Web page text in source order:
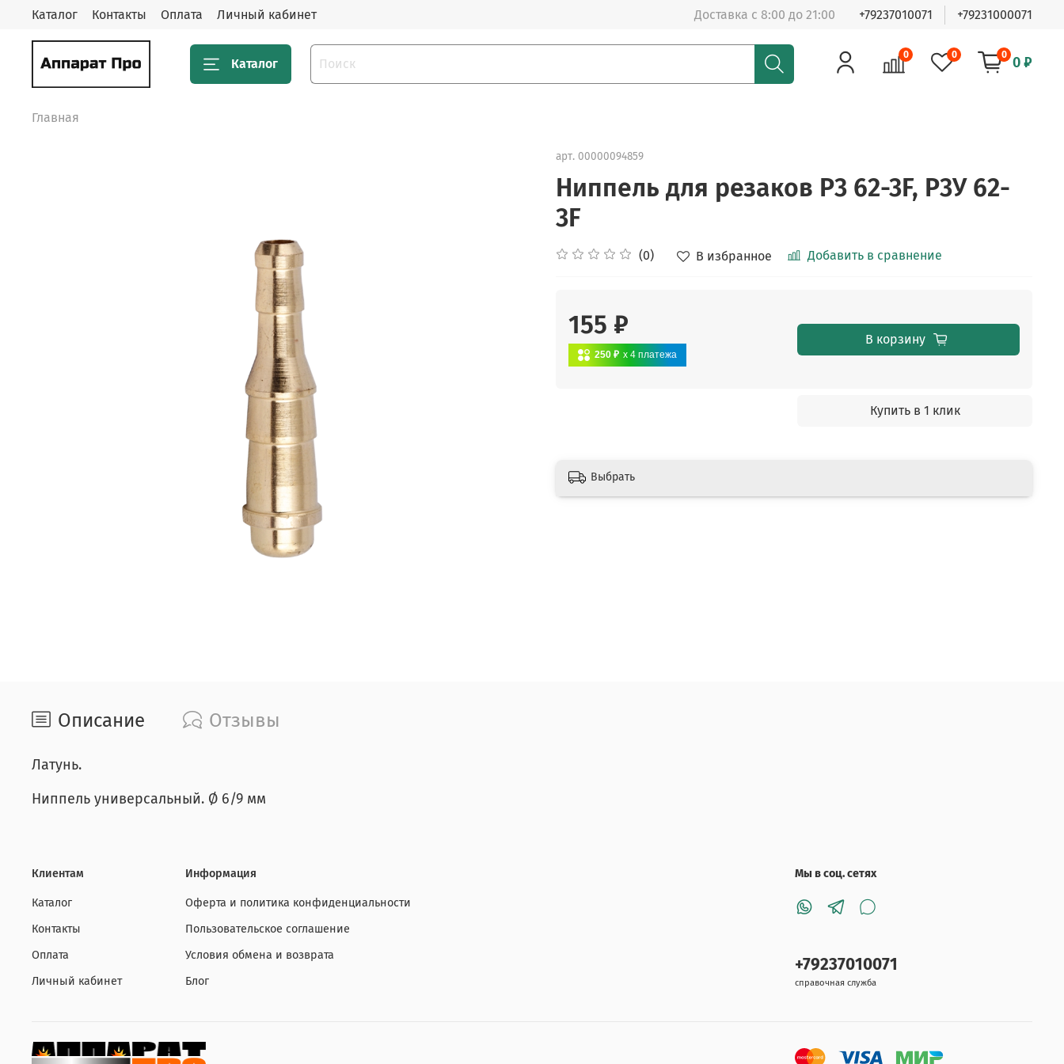
Каталог Контакты Оплата Личный кабинет Доставка с 8:00 до 21:00 +79237010071 +79231000071
Каталог
0 0 0 0 ₽
Главная
арт. 00000094859
Ниппель для резаков Р3 62-3F, Р3У 62-
3F
(0) В избранное Добавить в сравнение
155 ₽
250 ₽ x 4 платежа
В корзину
Купить в 1 клик
Выбрать
Описание Отзывы
Латунь.
Ниппель универсальный. Ø 6/9 мм
Клиентам
Каталог
Контакты
Оплата
Личный кабинет
Информация
Оферта и политика конфиденциальности
Пользовательское соглашение
Условия обмена и возврата
Блог
Мы в соц. сетях
+79237010071
справочная служба